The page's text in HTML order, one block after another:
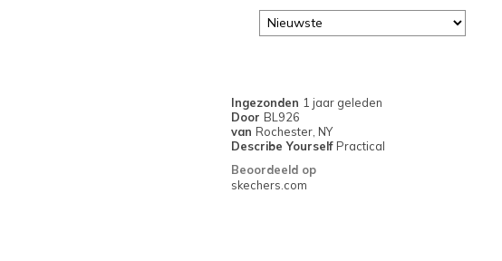
Ingezonden 1 jaar geleden
Door BL926
van Rochester, NY
Describe Yourself Practical
Beoordeeld op
skechers.com